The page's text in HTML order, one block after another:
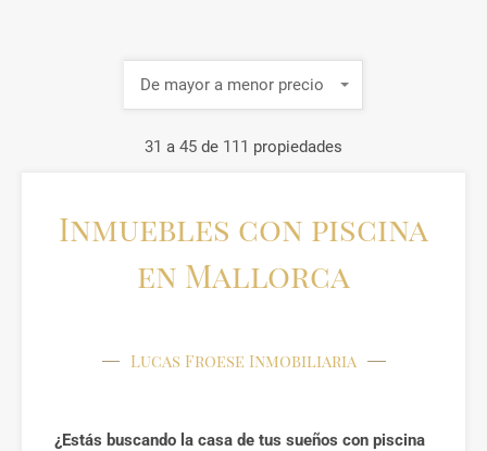
31 a 45 de 111 propiedades
De mayor a menor precio
Inmuebles con piscina
en Mallorca
Lucas Froese Inmobiliaria
¿Estás buscando la casa de tus sueños con piscina